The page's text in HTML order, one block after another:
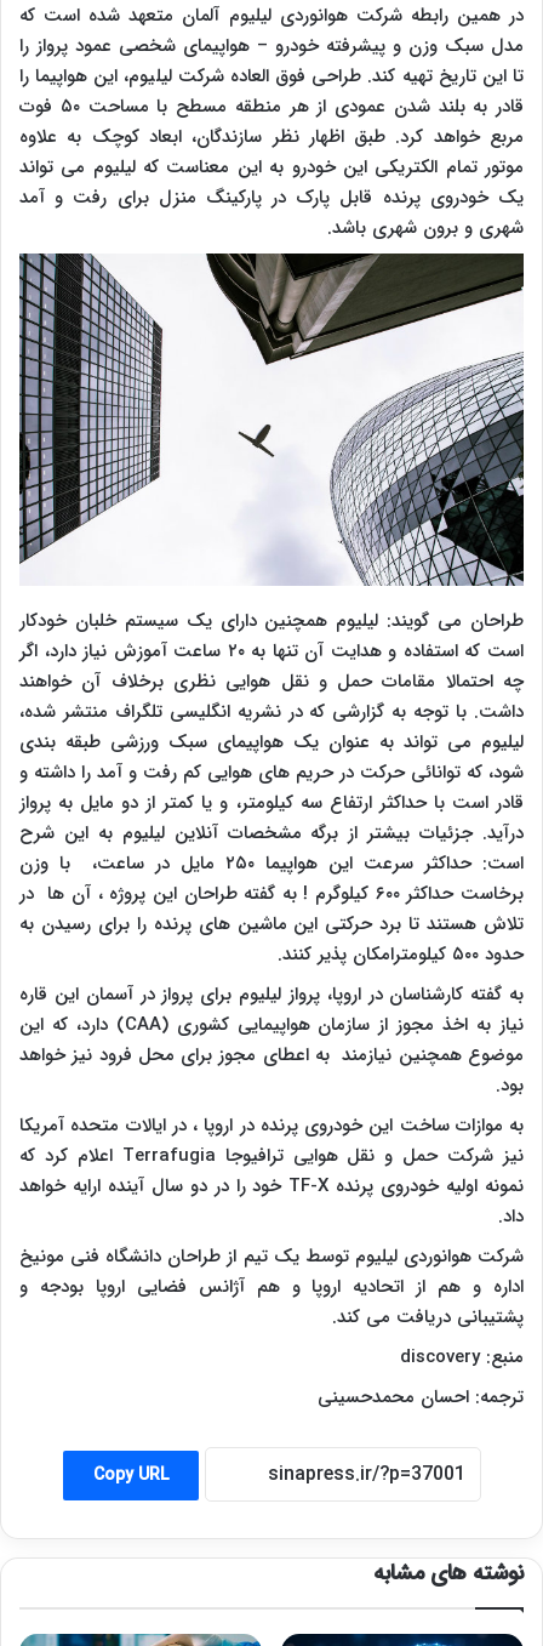
در همین رابطه شرکت هوانوردی لیلیوم آلمان متعهد شده است که
مدل سبک وزن و پیشرفته خودرو – هواپیمای شخصی عمود پرواز را
تا این تاریخ تهیه کند. طراحی فوق العاده شرکت لیلیوم، این هواپیما را
قادر به بلند شدن عمودی از هر منطقه مسطح با مساحت ۵۰ فوت
مربع خواهد کرد. طبق اظهار نظر سازندگان، ابعاد کوچک به علاوه
موتور تمام الکتریکی این خودرو به این معناست که لیلیوم می تواند
یک خودروی پرنده قابل پارک در پارکینگ منزل برای رفت و آمد
شهری و برون شهری باشد.
طراحان می گویند: لیلیوم همچنین دارای یک سیستم خلبان خودکار
است که استفاده و هدایت آن تنها به ۲۰ ساعت آموزش نیاز دارد، اگر
چه احتمالا مقامات حمل و نقل هوایی نظری برخلاف آن خواهند
داشت. با توجه به گزارشی که در نشریه انگلیسی تلگراف منتشر شده،
لیلیوم می تواند به عنوان یک هواپیمای سبک ورزشی طبقه بندی
شود، که توانائی حرکت در حریم های هوایی کم رفت و آمد را داشته و
قادر است با حداکثر ارتفاع سه کیلومتر، و یا کمتر از دو مایل به پرواز
درآید. جزئیات بیشتر از برگه مشخصات آنلاین لیلیوم به این شرح
است: حداکثر سرعت این هواپیما ۲۵۰ مایل در ساعت، با وزن
برخاست حداکثر ۶۰۰ کیلوگرم ! به گفته طراحان این پروژه ، آن ها در
تلاش هستند تا برد حرکتی این ماشین های پرنده را برای رسیدن به
حدود ۵۰۰ کیلومترامکان پذیر کنند.
به گفته کارشناسان در اروپا، پرواز لیلیوم برای پرواز در آسمان این قاره
نیاز به اخذ مجوز از سازمان هواپیمایی کشوری (CAA) دارد، که این
موضوع همچنین نیازمند به اعطای مجوز برای محل فرود نیز خواهد
بود.
به موازات ساخت این خودروی پرنده در اروپا ، در ایالات متحده آمریکا
نیز شرکت حمل و نقل هوایی ترافیوجا Terrafugia اعلام کرد که
نمونه اولیه خودروی پرنده TF-X خود را در دو سال آینده ارایه خواهد
داد.
شرکت هوانوردی لیلیوم توسط یک تیم از طراحان دانشگاه فنی مونیخ
اداره و هم از اتحادیه اروپا و هم آژانس فضایی اروپا بودجه و
پشتیبانی دریافت می کند.
منبع:discovery
ترجمه: احسان محمدحسینی
Copy URL
نوشته های مشابه